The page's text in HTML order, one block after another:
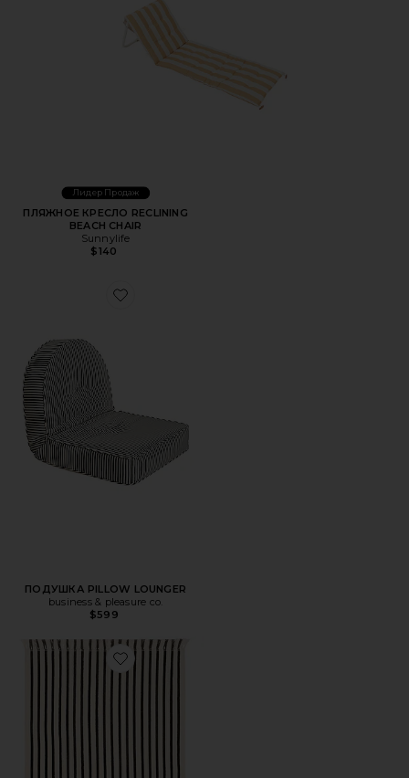
Лидер Продаж
ПЛЯЖНОЕ КРЕСЛО RECLINING
BEACH CHAIR
Sunnylife
$140
Favorite ПОДУШКА PILLOW LOUNGER
ПОДУШКА PILLOW LOUNGER
business & pleasure co.
$599
Favorite ПЛЯЖНОЕ ПОЛОТЕНЦЕ BEACH TOWEL